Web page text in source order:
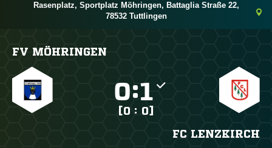
Rasenplatz, Sportplatz Möhringen, Battaglia Straße 22,
78532 Tuttlingen
FV MÖHRINGEN
:
[0 : 0]
FC LENZKIRCH